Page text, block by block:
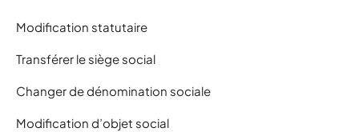
Modification statutaire
Transférer le siège social
Changer de dénomination sociale
Modification d’objet social